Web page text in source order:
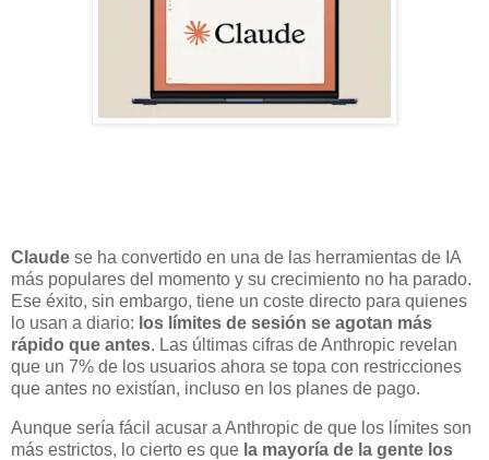
Claude se ha convertido en una de las herramientas de IA
más populares del momento y su crecimiento no ha parado.
Ese éxito, sin embargo, tiene un coste directo para quienes
lo usan a diario: los límites de sesión se agotan más
rápido que antes. Las últimas cifras de Anthropic revelan
que un 7% de los usuarios ahora se topa con restricciones
que antes no existían, incluso en los planes de pago.
Aunque sería fácil acusar a Anthropic de que los límites son
más estrictos, lo cierto es que la mayoría de la gente los